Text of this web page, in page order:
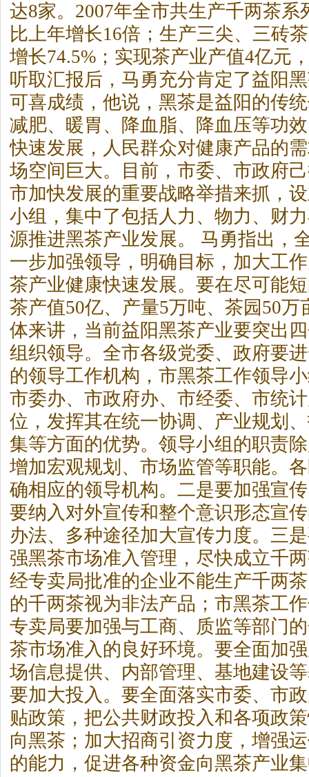
达8家。2007年全市共生产千两茶系
比上年增长16倍；生产三尖、三砖茶
增长74.5%；实现茶产业产值4亿元
听取汇报后，马勇充分肯定了益阳黑
可喜成绩，他说，黑茶是益阳的传
减肥、暖胃、降血脂、降血压等功
快速发展，人民群众对健康产品的
场空间巨大。目前，市委、市政府
市加快发展的重要战略举措来抓，
小组，集中了包括人力、物力、财
源推进黑茶产业发展。 马勇指出，
一步加强领导，明确目标，加大工
茶产业健康快速发展。要在尽可能
茶产值50亿、产量5万吨、 茶园50万
体来讲，当前益阳黑茶产业要突出
组织领导。全市各级党委、政府要
的领导工作机构，市黑茶工作领导
市委办、市政府办、市经委、市统
位，发挥其在统一协调、产业规划
集等方面的优势。领导小组的职责
增加宏观规划、市场监管等职能。
确相应的领导机构。二是要加强宣
要纳入对外宣传和整个意识形态宣
办法、多种途径加大宣传力度。三
强黑茶市场准入管理，尽快成立千两
经专卖局批准的企业不能生产千两茶
的千两茶视为非法产品；市黑茶工
专卖局要加强与工商、质监等部门
茶市场准入的良好环境。要全面加
场信息提供、内部管理、基地建设
要加大投入。要全面落实市委、市
贴政策，把公共财政投入和各项政
向黑茶 ；加大招商引资力度，增强
的能力，促进各种资金向黑茶产业